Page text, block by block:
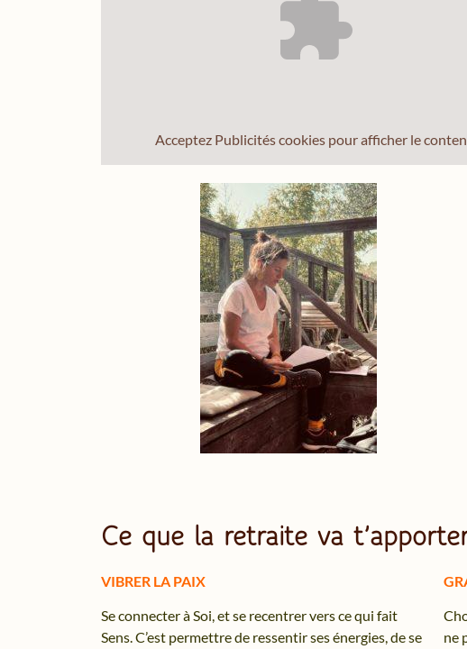
Acceptez Publicitéscookies pour afficher le
Ce que la retraite va
VIBRER LA PAIX
Se connecter à Soi, et se recentrer vers ce qui fait
Sens. C’est permettre de ressentir ses énergies, de se
ne